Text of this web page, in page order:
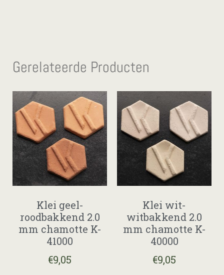
Gerelateerde Producten
Klei geel-
roodbakkend 2.0
mm chamotte K-
41000
€9,05
Klei wit-
witbakkend 2.0
mm chamotte K-
40000
€9,05